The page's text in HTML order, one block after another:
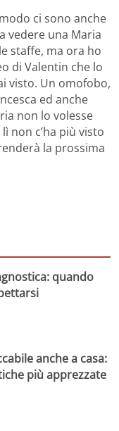
ci sono anche
vedere una Maria
staffe, ma ora ho
di Valentin che lo
visto. Un omofobo,
ed anche
non lo volesse
non c’ha più visto
la prossima
quando
anche a casa:
più apprezzate